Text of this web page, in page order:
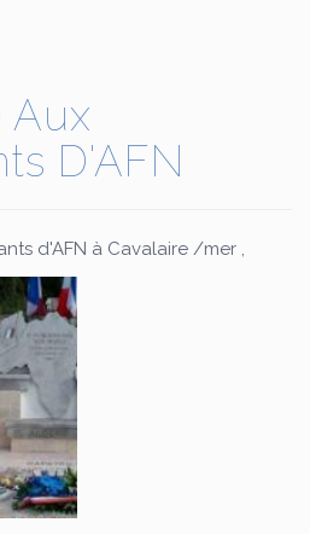
Aux
D'AFN
d'AFN à Cavalaire /mer ,